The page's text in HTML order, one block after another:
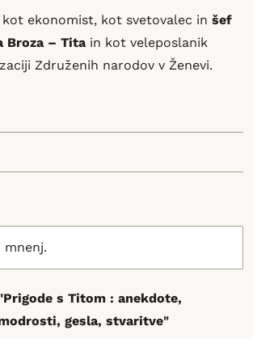
kot ekonomist, kot svetovalec in šef
Broza – Tita in kot veleposlanik
Združenih narodov v Ženevi.
mnenj.
s Titom : anekdote,
gesla, stvaritve"